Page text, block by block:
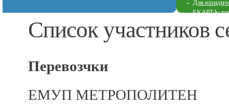
Для
ЕКАРТА-
Список участников
Перевозчки
ЕМУП МЕТРОПОЛИТЕН